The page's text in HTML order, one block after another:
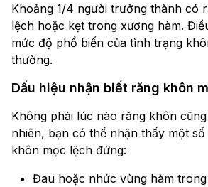
Khoảng 1/4 người trưởng thành có
lệch hoặc kẹt trong xương hàm.
mức độ phổ biến của tình trạng
thường.
Dấu hiệu nhận biết răng khôn
Không phải lúc nào răng khôn
nhiên, bạn có thể nhận thấy một
khôn mọc lệch đứng:
Đau hoặc nhức vùng hàm trong